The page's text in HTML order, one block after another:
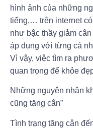
hình ảnh của những
tiếng,… trên internet
như bậc thầy giảm
áp dụng với từng cá
Vì vậy, việc tìm ra
quan trọng để khỏe
Những nguyên nhân
cũng tăng cân”
Tình trạng tăng cân